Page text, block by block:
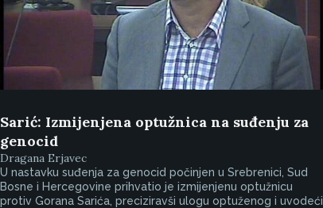
Sarić: Izmijenjena optužnica na suđenju za
genocid
Dragana Erjavec
U nastavku suđenja za genocid počinjen u Srebrenici, Sud
Bosne i Hercegovine prihvatio je izmijenjenu optužnicu
protiv Gorana Sarića, preciziravši ulogu optuženog i uvodeći